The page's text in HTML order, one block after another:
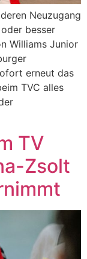
Neuzugang
besser
Williams Junior
erneut das
TVC alles
TV
Zsolt